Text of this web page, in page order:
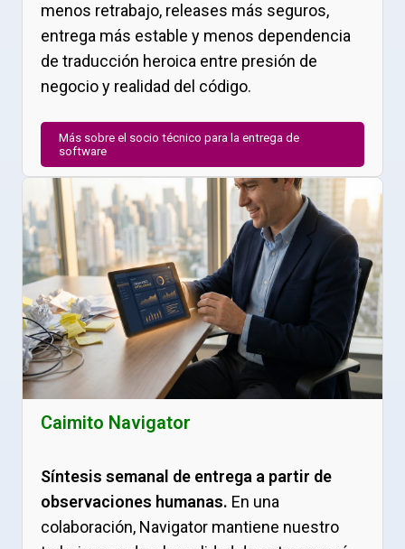
menos retrabajo, releases más seguros,
entrega más estable y menos dependencia
de traducción heroica entre presión de
negocio y realidad del código.
Más sobre el socio técnico para la entrega de
software
Caimito Navigator
Síntesis semanal de entrega a partir de
observaciones humanas. En una
colaboración, Navigator mantiene nuestro